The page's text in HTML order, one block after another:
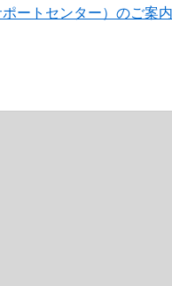
ートセンター）のご案内